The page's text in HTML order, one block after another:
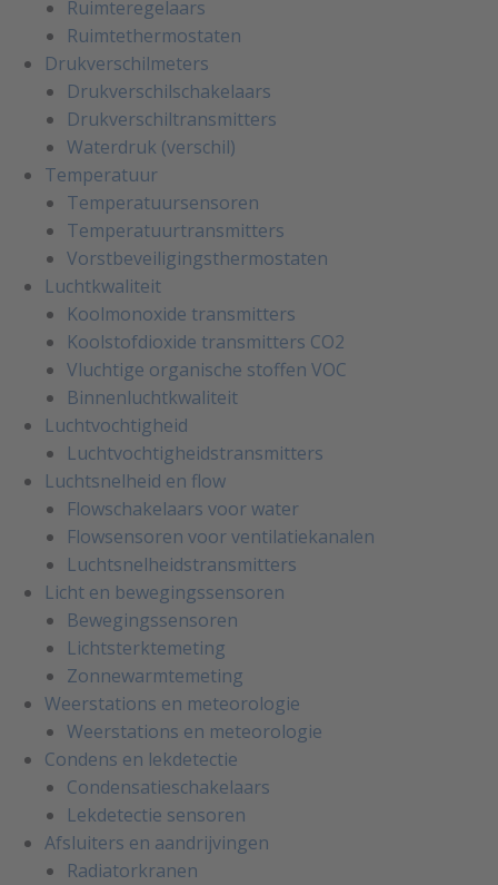
Ruimteregelaars
Ruimtethermostaten
Drukverschilmeters
Drukverschilschakelaars
Drukverschiltransmitters
Waterdruk (verschil)
Temperatuur
Temperatuursensoren
Temperatuurtransmitters
Vorstbeveiligingsthermostaten
Luchtkwaliteit
Koolmonoxide transmitters
Koolstofdioxide transmitters CO2
Vluchtige organische stoffen VOC
Binnenluchtkwaliteit
Luchtvochtigheid
Luchtvochtigheidstransmitters
Luchtsnelheid en flow
Flowschakelaars voor water
Flowsensoren voor ventilatiekanalen
Luchtsnelheidstransmitters
Licht en bewegingssensoren
Bewegingssensoren
Lichtsterktemeting
Zonnewarmtemeting
Weerstations en meteorologie
Weerstations en meteorologie
Condens en lekdetectie
Condensatieschakelaars
Lekdetectie sensoren
Afsluiters en aandrijvingen
Radiatorkranen